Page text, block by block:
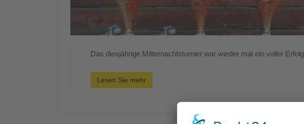
Das diesjährige Mitternachtsturnier war wieder mal ein voller Erfolg
Lesen Sie mehr